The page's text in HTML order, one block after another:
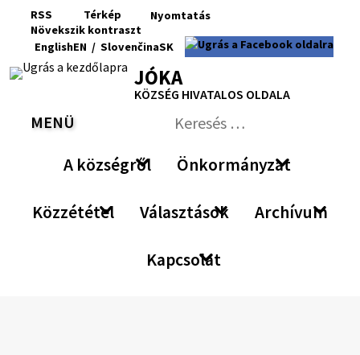
Ugrás
tartalomra
RSS
RSS
Térkép
Oldaltérkép
Nyomtatás
Nyomtatás
Növekszik kontraszt
Növekszik
kontraszt
Kisebb
betűméret
Az
eredeti
betűméret
visszaállítása
Nagyobb
betűméret
EnglishEN
Switch
English
/ SlovenčinaSK
Nyelv
váltása
erre
JÓKA
KÖZSÉG HIVATALOS OLDALA
VÁLTÁS
MENÜ
A községről Önkormányzat
Közzététel Választások Archívum
Kapcsolat
Keresés:
a